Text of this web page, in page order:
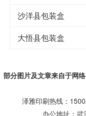
沙洋县包装盒
大悟县包装盒
部分图片及文章来自于网
泽雅印刷热线：
办公地址：